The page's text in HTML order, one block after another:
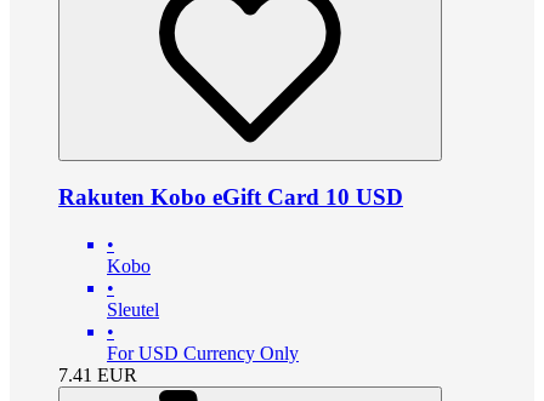
Rakuten Kobo eGift Card 10 USD
•
Kobo
•
Sleutel
•
For USD Currency Only
7.41 EUR